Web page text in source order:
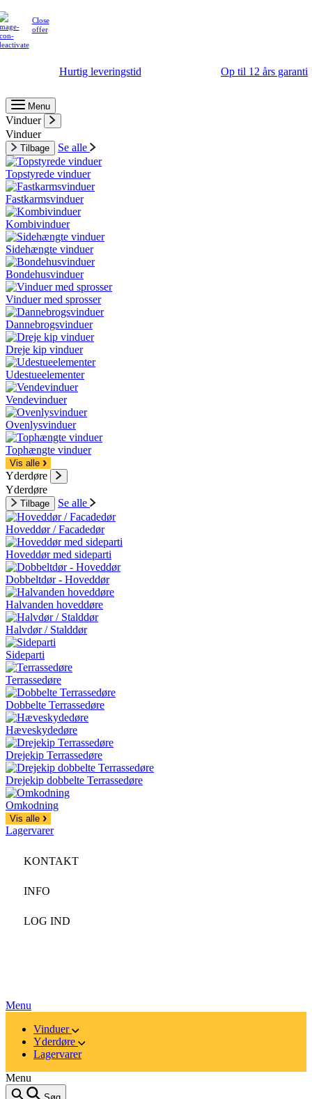
Close
offer
Hurtig leveringstid Op til 12 års garanti
Menu
Vinduer
Vinduer
Tilbage Se alle
Topstyrede vinduer
Fastkarmsvinduer
Kombivinduer
Sidehængte vinduer
Bondehusvinduer
Vinduer med sprosser
Dannebrogsvinduer
Dreje kip vinduer
Udestueelementer
Vendevinduer
Ovenlysvinduer
Tophængte vinduer
Vis alle
Yderdøre
Yderdøre
Tilbage Se alle
Hoveddør / Facadedør
Hoveddør med sideparti
Dobbeltdør - Hoveddør
Halvanden hoveddøre
Halvdør / Stalddør
Sideparti
Terrassedøre
Dobbelte Terrassedøre
Hæveskydedøre
Drejekip Terrassedøre
Drejekip dobbelte Terrassedøre
Omkodning
Vis alle
Lagervarer
KONTAKT
INFO
LOG IND
Menu
Vinduer
Yderdøre
Lagervarer
Menu